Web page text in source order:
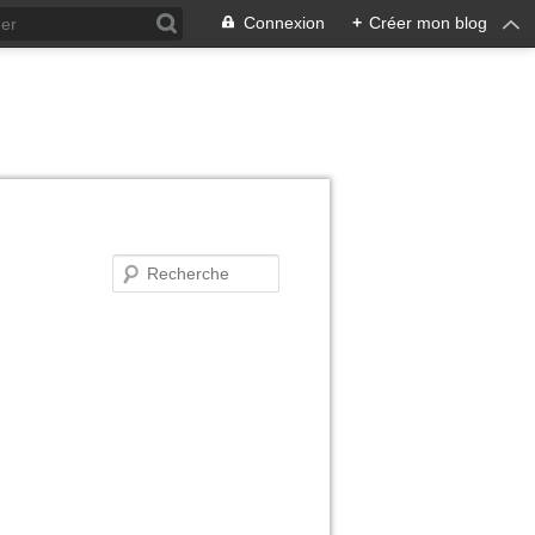
Connexion + Créer mon blog